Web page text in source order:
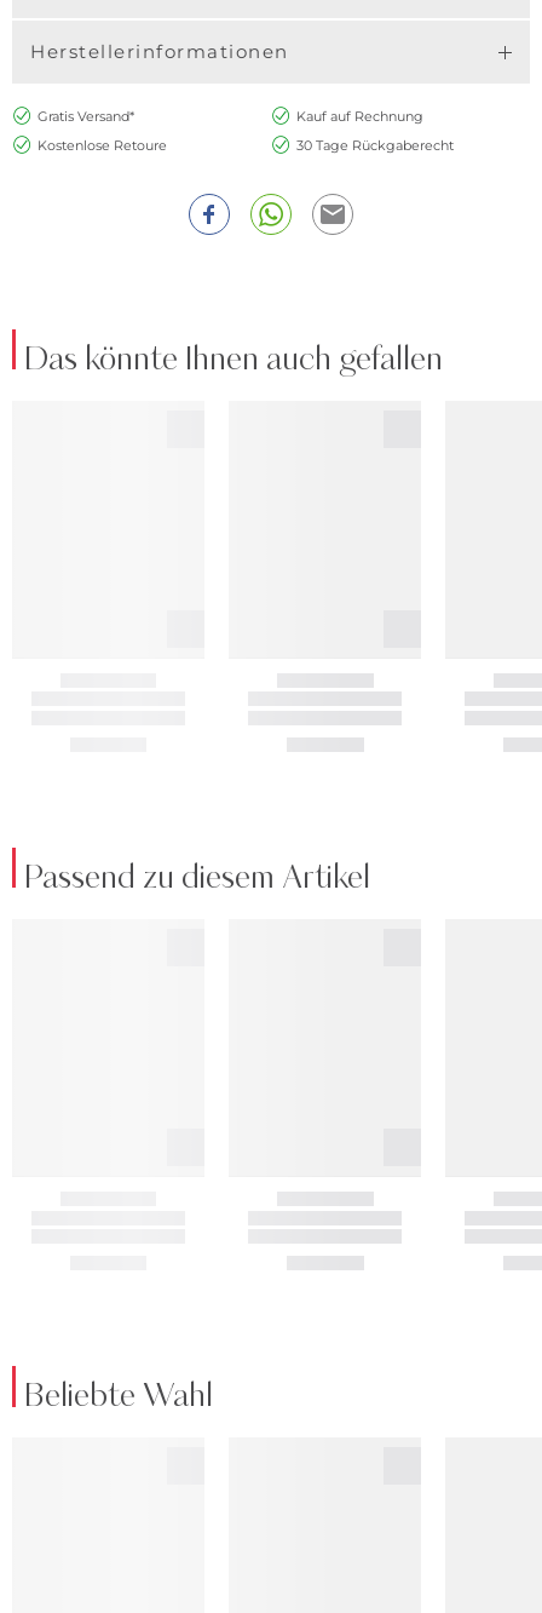
Herstellerinformationen
Gratis Versand*
Kauf auf Rechnung
Kostenlose Retoure
30 Tage Rückgaberecht
Das könnte Ihnen auch gefallen
Passend zu diesem Artikel
Beliebte Wahl